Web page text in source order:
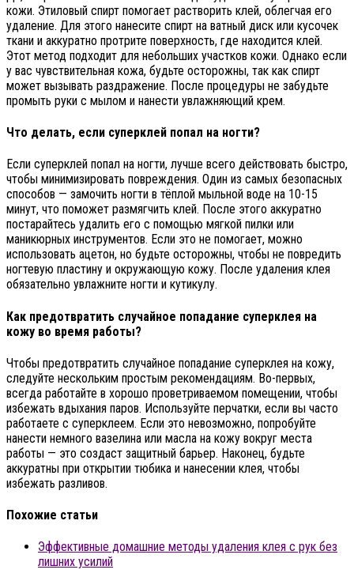
кожи. Этиловый спирт помогает растворить клей, облегчая его
удаление. Для этого нанесите спирт на ватный диск или кусочек
ткани и аккуратно протрите поверхность, где находится клей.
Этот метод подходит для небольших участков кожи. Однако если
у вас чувствительная кожа, будьте осторожны, так как спирт
может вызывать раздражение. После процедуры не забудьте
промыть руки с мылом и нанести увлажняющий крем.
Что делать, если суперклей попал на ногти?
Если суперклей попал на ногти, лучше всего действовать быстро,
чтобы минимизировать повреждения. Один из самых безопасных
способов — замочить ногти в тёплой мыльной воде на 10-15
минут, что поможет размягчить клей. После этого аккуратно
постарайтесь удалить его с помощью мягкой пилки или
маникюрных инструментов. Если это не помогает, можно
использовать ацетон, но будьте осторожны, чтобы не повредить
ногтевую пластину и окружающую кожу. После удаления клея
обязательно увлажните ногти и кутикулу.
Как предотвратить случайное попадание суперклея на
кожу во время работы?
Чтобы предотвратить случайное попадание суперклея на кожу,
следуйте нескольким простым рекомендациям. Во-первых,
всегда работайте в хорошо проветриваемом помещении, чтобы
избежать вдыхания паров. Используйте перчатки, если вы часто
работаете с суперклеем. Если это невозможно, попробуйте
нанести немного вазелина или масла на кожу вокруг места
работы — это создаст защитный барьер. Наконец, будьте
аккуратны при открытии тюбика и нанесении клея, чтобы
избежать разливов.
Похожие статьи
Эффективные домашние методы удаления клея с рук без
лишних усилий